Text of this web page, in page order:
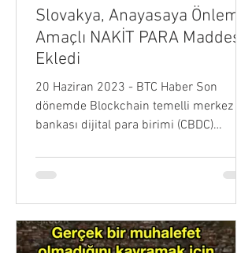
Slovakya, Anayasaya Önlem
Amaçlı NAKİT PARA Maddesi
Ekledi
20 Haziran 2023 - BTC Haber Son
dönemde Blockchain temelli merkez
bankası dijital para birimi (CBDC)